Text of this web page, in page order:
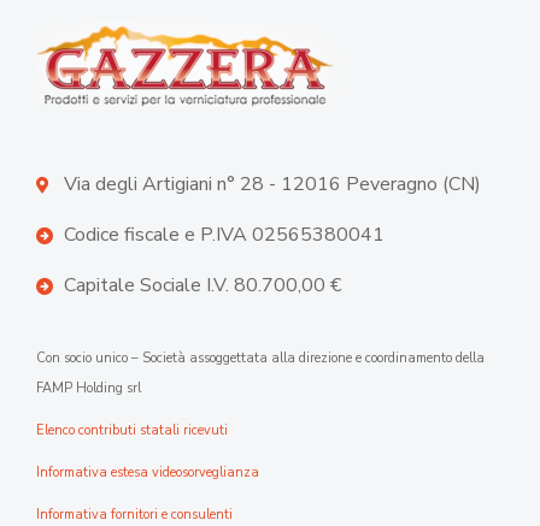
Via degli Artigiani n° 28 - 12016 Peveragno (CN)
Codice fiscale e P.IVA 02565380041
Capitale Sociale I.V. 80.700,00 €
Con socio unico – Società assoggettata alla direzione e coordinamento della
FAMP Holding srl
Elenco contributi statali ricevuti
Informativa estesa videosorveglianza
Informativa fornitori e consulenti